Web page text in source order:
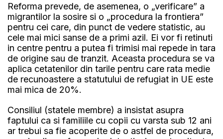
Reforma prevede, de asemenea, o „verificare” a
migrantilor la sosire si o „procedura la frontiera”
pentru cei care, din punct de vedere statistic, au
cele mai mici sanse de a primi azil. Ei vor fi retinuti
in centre pentru a putea fi trimisi mai repede in tara
de origine sau de tranzit. Aceasta procedura se va
aplica cetatenilor din tarile pentru care rata medie
de recunoastere a statutului de refugiat in UE este
mai mica de 20%.
Consiliul (statele membre) a insistat asupra
faptului ca si familiile cu copii cu varsta sub 12 ani
ar trebui sa fie acoperite de o astfel de procedura,